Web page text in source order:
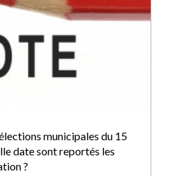
municipales du 15
date sont reportés les
?